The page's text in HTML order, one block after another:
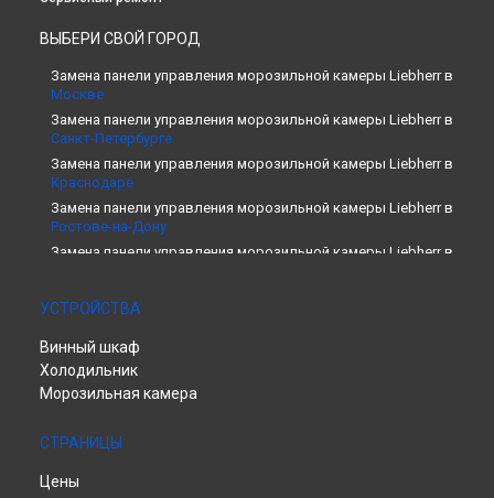
ВЫБЕРИ СВОЙ ГОРОД
Замена панели управления морозильной камеры Liebherr в
Москве
Замена панели управления морозильной камеры Liebherr в
Санкт-Петербурге
Замена панели управления морозильной камеры Liebherr в
Краснодаре
Замена панели управления морозильной камеры Liebherr в
Ростове-на-Дону
Замена панели управления морозильной камеры Liebherr в
Замена панели управления морозильной камеры Liebherr в
Новосибирске
Замена панели управления морозильной камеры Liebherr в
Замена панели управления морозильной камеры Liebherr в
Екатеринбурге
Казани
Уфе
УСТРОЙСТВА
Винный шкаф
Холодильник
Морозильная камера
СТРАНИЦЫ
Цены